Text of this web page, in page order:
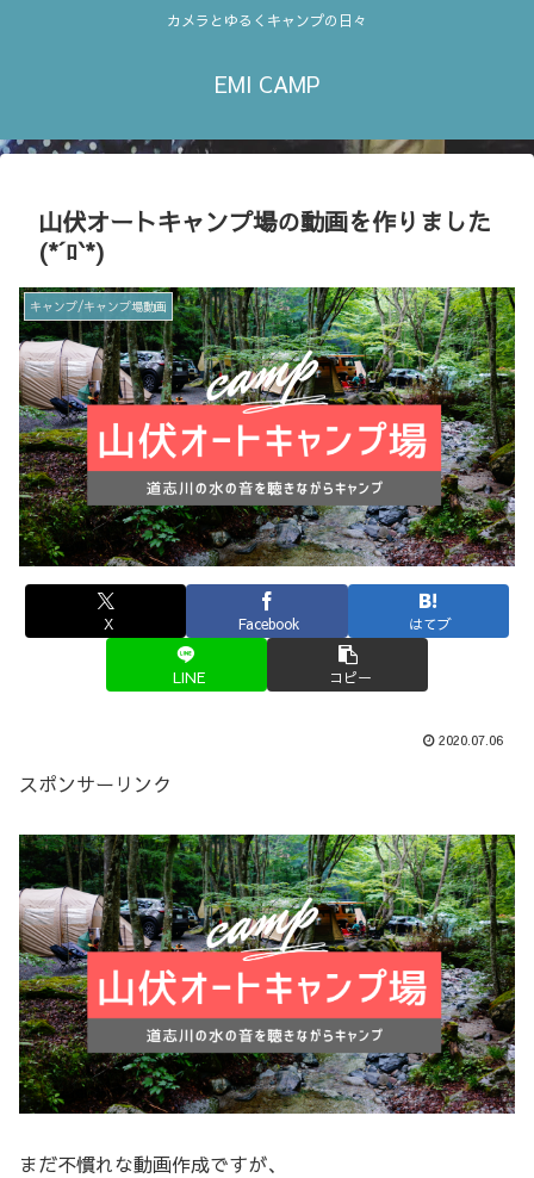
カメラとゆるくキャンプの日々
EMI CAMP
山伏オートキャンプ場の動画を作りました
(*´ﾛ`*)
キャンプ/キャンプ場動画
X Facebook はてブ
LINE コピー
2020.07.06
スポンサーリンク
まだ不慣れな動画作成ですが、